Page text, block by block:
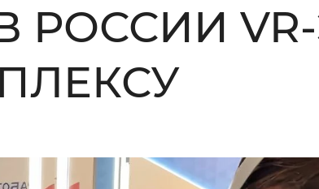
РОССИИ